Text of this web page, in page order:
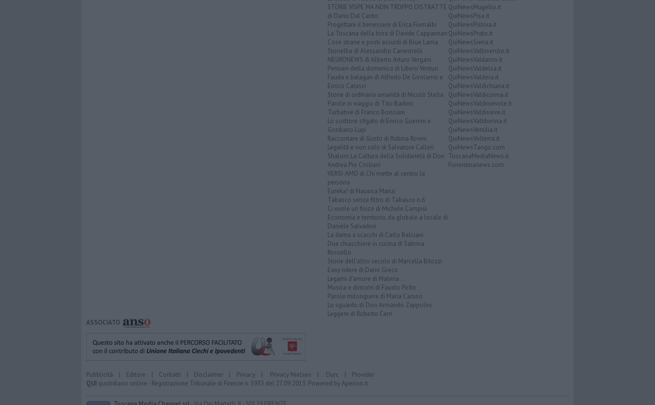
STORIE VISPE MA NON TROPPO DISTRATTE
di Dario Dal Canto
Progettare il benessere di Erica Fiumalbi
La Toscana della birra di Davide Cappannari
Cose strane e posti assurdi di Blue Lama
Storielba di Alessandro Canestrelli
NEURONEWS di Alberto Arturo Vergani
Pensieri della domenica di Libero Venturi
Fauda e balagan di Alfredo De Girolamo e
Enrico Catassi
Storie di ordinaria umanità di Nicolò Stella
Parole in viaggio di Tito Barbini
Turbative di Franco Bonciani
Lo scrittore sfigato di Enrico Guerrini e
Gordiano Lupi
Raccontare di Gusto di Rubina Rovini
Legalità e non solo di Salvatore Calleri
Shalom La Cultura della Solidarietà di Don
Andrea Pio Cristiani
VERSI-AMO di Chi mette al centro la
persona
Eureka! di Nausica Manzi
Tabasco senza filtro di Tabasco n.6
Ci vuole un fisico di Michele Campisi
Economia e territorio, da globale a locale di
Daniele Salvadori
La dama a scacchi di Carlo Belciani
Due chiacchiere in cucina di Sabrina
Rossello
Storie dell'altro secolo di Marcella Bitozzi
Easy ridere di Dario Greco
Legami d'amore di Malena ...
Musica e dintorni di Fausto Pirìto
Parole milonguere di Maria Caruso
Lo sguardo di Don Armando Zappolini
Leggere di Roberto Cerri
QuiNewsMugello.it
QuiNewsPisa.it
QuiNewsPistoia.it
QuiNewsPrato.it
QuiNewsSiena.it
QuiNewsValbisenzio.it
QuiNewsValdarno.it
QuiNewsValdelsa.it
QuiNewsValdera.it
QuiNewsValdichiana.it
QuiNewsValdicornia.it
QuiNewsValdinievole.it
QuiNewsValdisieve.it
QuiNewsValtiberina.it
QuiNewsVersilia.it
QuiNewsVolterra.it
QuiNewsTango.com
ToscanaMediaNews.it
Fiorentinanews.com
ASSOCIATO
Pubblicità | Editore | Contatti | Disclaimer | Privacy | Privacy Nielsen | Durc | Provider
QUI quotidiano online - Registrazione Tribunale di Firenze n. 5935 del 27.09.2013. Powered byAperion.it